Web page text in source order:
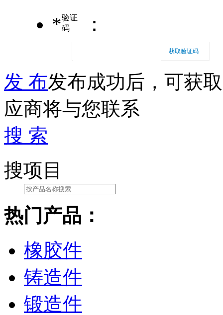
*验证
码
：
获取验证码
发 布发布成功后，可获
应商将与您联系
搜 索
搜项目
热门产品：
橡胶件
铸造件
锻造件